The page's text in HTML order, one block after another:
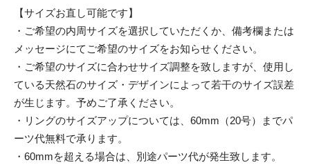
【サイズお直し可能です】
・ご希望の内周サイズを選択していただくか、備考欄または
メッセージにてご希望のサイズをお知らせください。
・ご希望のサイズに合わせサイズ調整を致しますが、使用し
ている天然石のサイズ・デザインによって若干のサイズ誤差
が生じます。予めご了承ください。
・リングのサイズアップについては、60mm（20号）までパ
ーツ代無料で承ります。
・60mmを超える場合は、別途パーツ代が発生致します。